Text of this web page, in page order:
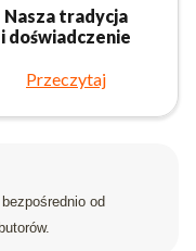
Nasza tradycja
i doświadczenie
Przeczytaj
od